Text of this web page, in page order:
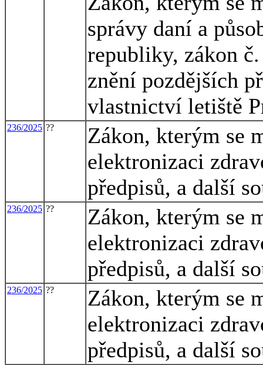
správy daní a
republiky, zákon
znění pozdějších
vlastnictví letiště
236/2025 ??
Zákon, kterým se
elektronizaci
předpisů, a další
236/2025 ??
Zákon, kterým se
elektronizaci
předpisů, a další
236/2025 ??
Zákon, kterým se
elektronizaci
předpisů, a další